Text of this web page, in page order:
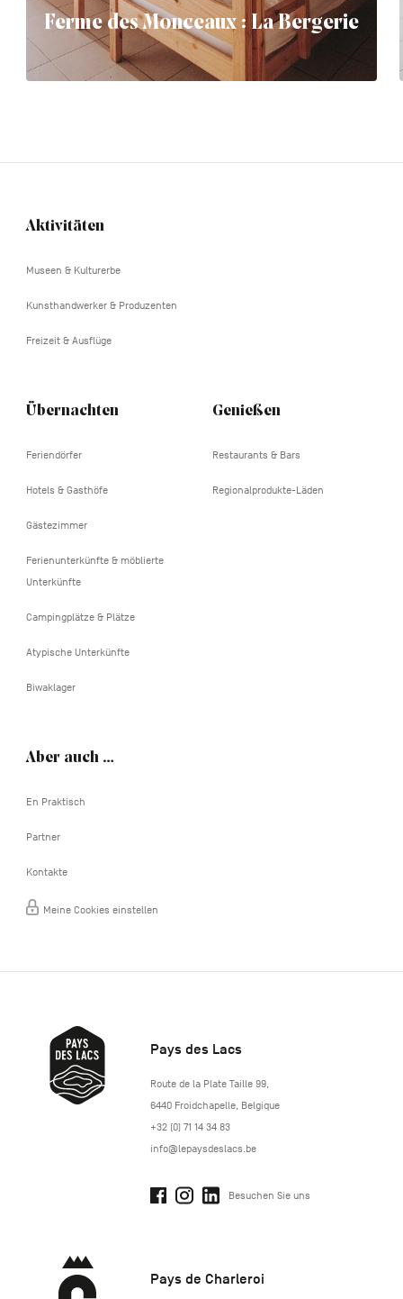
Ferme des Monceaux : La Bergerie
Navigation
Aktivitäten
Museen & Kulturerbe
Kunsthandwerker & Produzenten
Freizeit & Ausflüge
Übernachten
Feriendörfer
Hotels & Gasthöfe
Gästezimmer
Ferienunterkünfte & möblierte
Unterkünfte
Campingplätze & Plätze
Atypische Unterkünfte
Biwaklager
Genießen
Restaurants & Bars
Regionalprodukte-Läden
Aber auch …
En Praktisch
Partner
Kontakte
Meine Cookies einstellen
Pays des Lacs
http://www.lepaysdeslacs.be/
Route de la Plate Taille 99,
6440 Froidchapelle, Belgique
+32 (0) 71 14 34 83
info@lepaysdeslacs.be
Besuchen Sie uns
Pays de Charleroi